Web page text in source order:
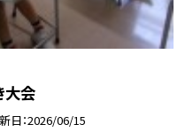
大会
日 2026/06/15